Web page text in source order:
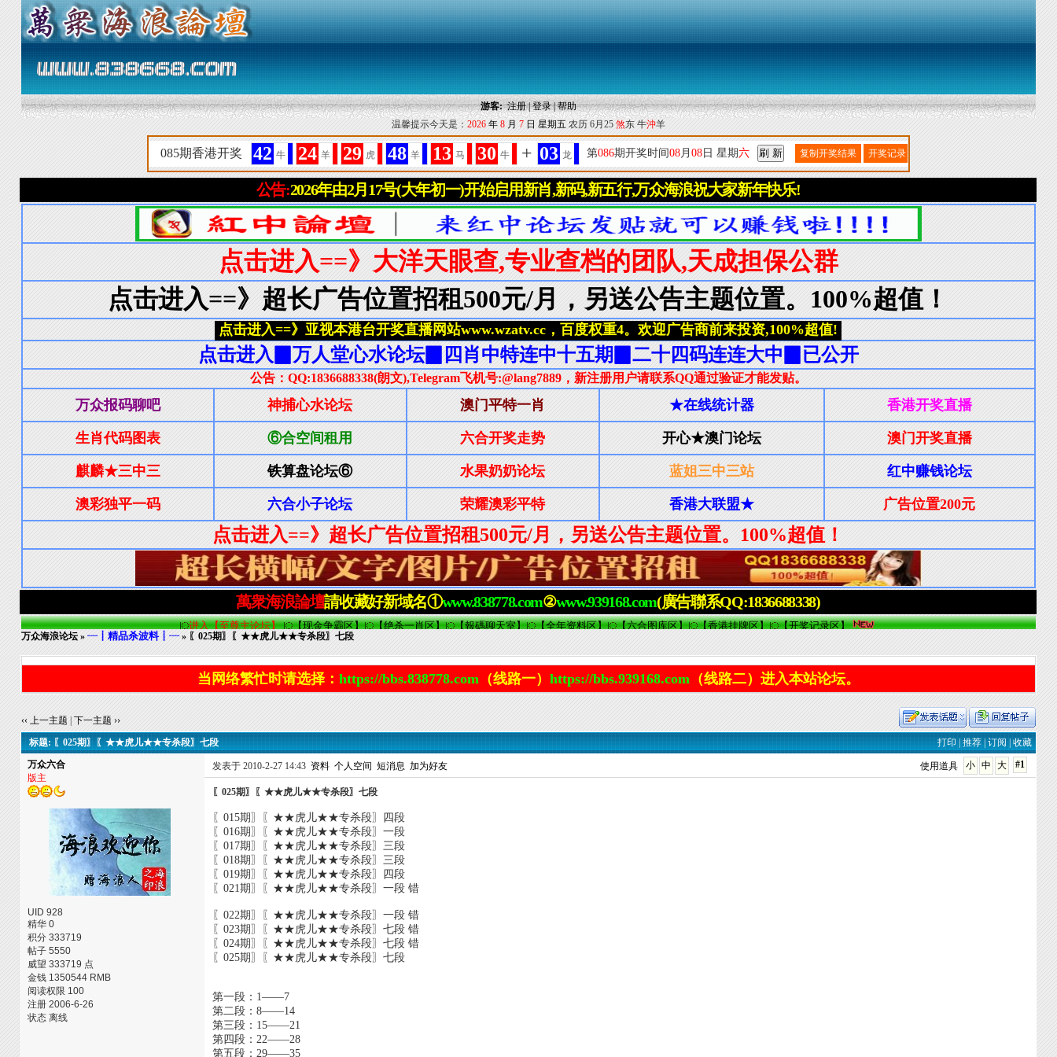
游客:注册|登录|帮助
温馨提示今天是： 2026年 8月 7日 星期五 农历 6月25 煞东 牛沖羊
万众海浪论坛» ┈┋精品杀波料┋┈» 〖025期〗〖★★虎儿★★专杀段〗七段
当网络繁忙时请选择： https://bbs.838778.com（线路一） https://bbs.939168.com（线路二）进入本站论坛。
‹‹ 上一主题
下一主题 ››
打印
推荐| 订阅 收藏
标题: 〖025期〗〖★★虎儿★★专杀段〗七段
万众六合
版主
UID 928
精华 0
积分 333719
帖子 5550
威望 333719 点
金钱 1350544 RMB
阅读权限 100
注册 2006-6-26
状态 离线
#1
大
中
小
使用道具
发表于 2010-2-27 14:43 资料 个人空间 短消息 加为好友
〖025期〗〖★★虎儿★★专杀段〗七段
〖015期〗〖★★虎儿★★专杀段〗四段
〖016期〗〖★★虎儿★★专杀段〗一段
〖017期〗〖★★虎儿★★专杀段〗三段
〖018期〗〖★★虎儿★★专杀段〗三段
〖019期〗〖★★虎儿★★专杀段〗四段
〖021期〗〖★★虎儿★★专杀段〗一段 错
〖022期〗〖★★虎儿★★专杀段〗一段 错
〖023期〗〖★★虎儿★★专杀段〗七段 错
〖024期〗〖★★虎儿★★专杀段〗七段 错
〖025期〗〖★★虎儿★★专杀段〗七段
第一段：1——7
第二段：8——14
第三段：15——21
第四段：22——28
第五段：29——35